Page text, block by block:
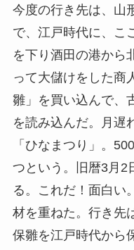
今度の行き先は、山
で、江戸時代に、こ
を下り酒田の港から
って大儲けをした商
雛」を買い込んで、
を読み込んだ。月遅
「ひなまつり」。
つという。旧暦3月2
る。これだ！面白い
材を重ねた。行き先
保雛を江戸時代から